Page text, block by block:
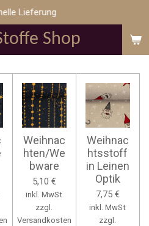
Shop
Lieferung
Weihnac
hten/We
bware
5,10 €
inkl. MwSt
zzgl.
Versandkosten
Weihnac
htsstoff
in Leinen
Optik
7,75 €
inkl. MwSt
zzgl.